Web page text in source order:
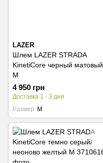
LAZER
Шлем LAZER STRADA
KinetiCore черный матовый
M
4 950 грн
Доставка 1 - 3 дня
Размер
M